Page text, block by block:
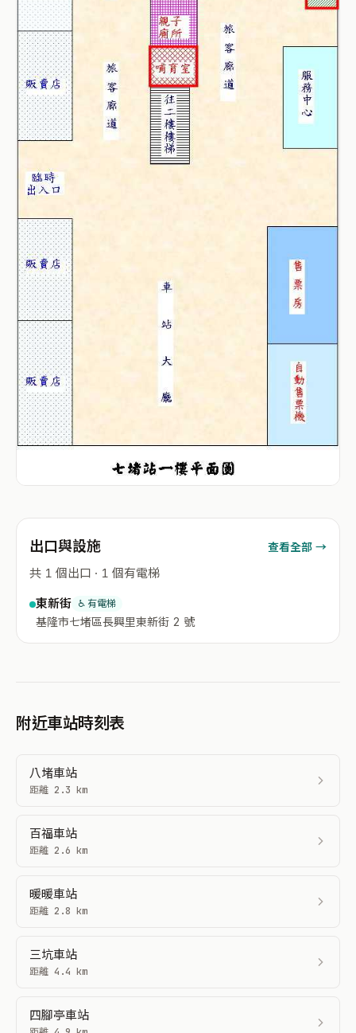
出口與設施 查看全部 →
共 1 個出口 · 1 個有電梯
東新街 ♿ 有電梯
基隆市七堵區長興里東新街 2 號
附近車站時刻表
八堵車站
距離 2.3 km
百福車站
距離 2.6 km
暖暖車站
距離 2.8 km
三坑車站
距離 4.4 km
四腳亭車站